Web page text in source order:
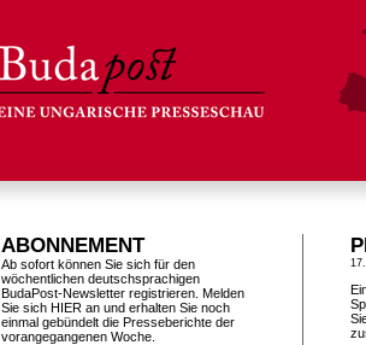
ABONNEMENT
Ab sofort können Sie sich für den
wöchentlichen deutschsprachigen
BudaPost-Newsletter registrieren. Melden
Sie sich HIER an und erhalten Sie noch
einmal gebündelt die Presseberichte der
vorangegangenen Woche.